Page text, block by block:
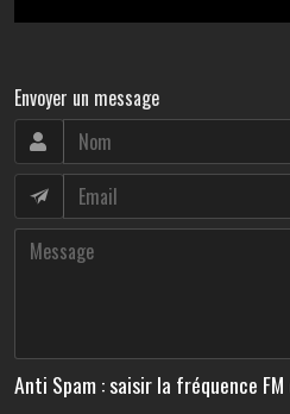
Envoyer un message
Anti Spam : saisir la fréquence